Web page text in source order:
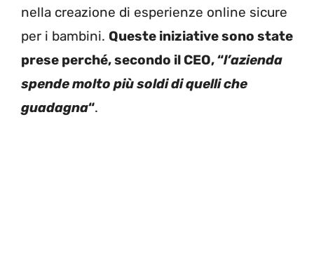
nella creazione di esperienze online sicure
per i bambini. Queste iniziative sono state
prese perché, secondo il CEO, “l’azienda
spende molto più soldi di quelli che
guadagna“.